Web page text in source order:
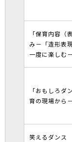
「保育内容
み－「造形表
一度に楽しむ－
「おもしろ
育の現場から－
笑えるダンス